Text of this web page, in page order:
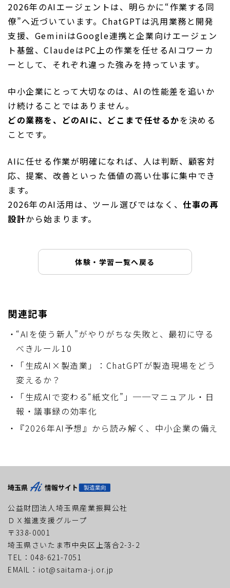
2026年のAIエージェントは、明らかに“作業する同
僚”へ近づいています。ChatGPTは汎用業務と開発
支援、GeminiはGoogle連携と企業向けエージェン
ト基盤、ClaudeはPC上の作業を任せるAIコワーカ
ーとして、それぞれ違った強みを持っています。
中小企業にとって大切なのは、AIの性能差を追いか
け続けることではありません。
どの業務を、どのAIに、どこまで任せるかを決める
ことです。
AIに任せる作業が明確になれば、人は判断、顧客対
応、提案、改善といった価値の高い仕事に集中でき
ます。
2026年のAI活用は、ツール選びではなく、仕事の再
設計から始まります。
体験・学習一覧へ戻る
関連記事
“AIを使う新人”がやりがちな失敗と、最初に守る
べきルール10
「生成AI×製造業」：ChatGPTが製造現場をどう
変えるか？
「生成AIで変わる“紙文化”」──マニュアル・日
報・議事録の効率化
『2026年AI予想』から読み解く、中小企業の備え
公益財団法人埼玉県産業振興公社
ＤＸ推進支援グループ
〒338-0001
埼玉県さいたま市中央区上落合2-3-2
TEL：048-621-7051
EMAIL：iot@saitama-j.or.jp